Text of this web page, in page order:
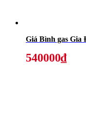
Giá Bình gas
540000₫